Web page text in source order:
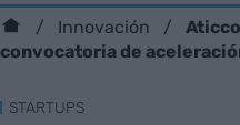
Innovación
convocatoria de
STARTUPS